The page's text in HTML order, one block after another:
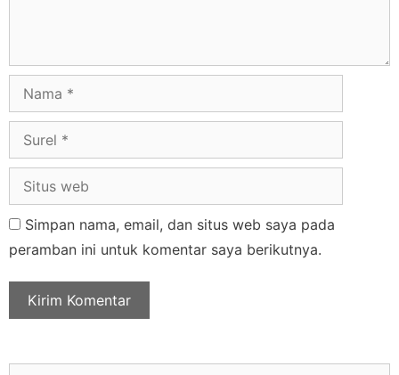
Simpan nama, email, dan situs web saya pada
peramban ini untuk komentar saya berikutnya.